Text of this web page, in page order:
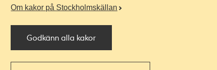
Om kakor på Stockholmskällan
Godkänn alla kakor